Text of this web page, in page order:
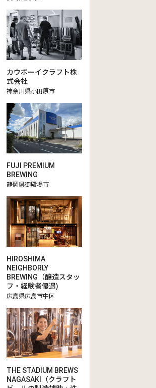
カウボーイクラフト株
式会社
神奈川県小田原市
FUJI PREMIUM
BREWING
静岡県御殿場市
HIROSHIMA
NEIGHBORLY
BREWING（醸造スタッ
フ・経験者優遇)
広島県広島市中区
THE STADIUM BREWS
NAGASAKI（クラフト